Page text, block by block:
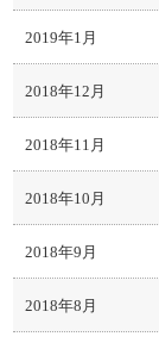
2019年1月
2018年12月
2018年11月
2018年10月
2018年9月
2018年8月